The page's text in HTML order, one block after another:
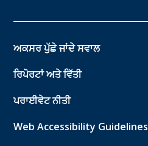
ਅਕਸਰ ਪੁੱਛੇ ਜਾਂਦੇ ਸਵਾਲ
ਰਿਪੋਰਟਾਂ ਅਤੇ ਵਿੱਤੀ
ਪਰਾਈਵੇਟ ਨੀਤੀ
Web Accessibility Guidelines